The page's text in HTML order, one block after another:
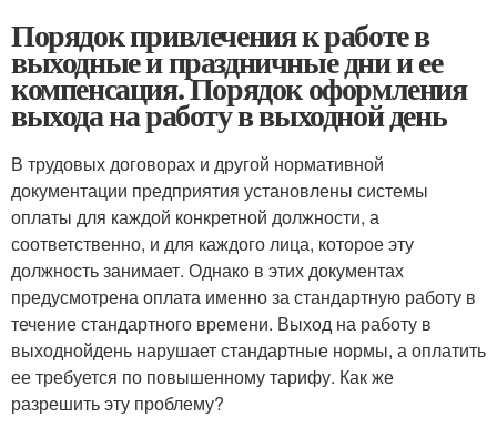
Порядок привлечения к работе в
выходные и праздничные дни и ее
компенсация. Порядок оформления
выхода на работу в выходной день
В трудовых договорах и другой нормативной
документации предприятия установлены системы
оплаты для каждой конкретной должности, а
соответственно, и для каждого лица, которое эту
должность занимает. Однако в этих документах
предусмотрена оплата именно за стандартную работу в
течение стандартного времени. Выход на работу в
выходнойдень нарушает стандартные нормы, а оплатить
ее требуется по повышенному тарифу. Как же
разрешить эту проблему?